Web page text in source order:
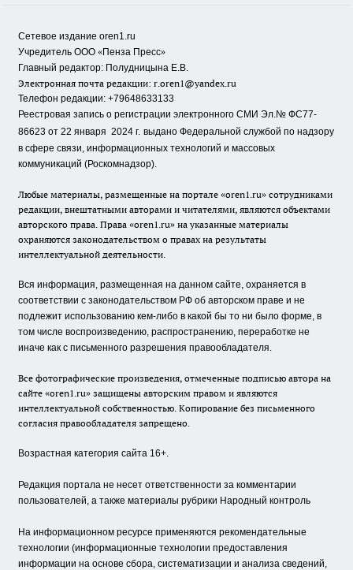
Сетевое издание oren1.ru
Учредитель ООО «Пенза Пресс»
Главный редактор: Полудницына Е.В.
Электронная почта редакции: r.oren1@yandex.ru
Телефон редакции: +79648633133
Реестровая запись о регистрации электронного СМИ Эл.№ ФС77-
86623 от 22 января 2024 г. выдано Федеральной службой по надзору
в сфере связи, информационных технологий и массовых
коммуникаций (Роскомнадзор).
Любые материалы, размещенные на портале «oren1.ru» сотрудниками
редакции, внештатными авторами и читателями, являются объектами
авторского права. Права «oren1.ru» на указанные материалы
охраняются законодательством о правах на результаты
интеллектуальной деятельности.
Вся информация, размещенная на данном сайте, охраняется в
соответствии с законодательством РФ об авторском праве и не
подлежит использованию кем-либо в какой бы то ни было форме, в
том числе воспроизведению, распространению, переработке не
иначе как с письменного разрешения правообладателя.
Все фотографические произведения, отмеченные подписью автора на
сайте «oren1.ru» защищены авторским правом и являются
интеллектуальной собственностью. Копирование без письменного
согласия правообладателя запрещено.
Возрастная категория сайта 16+.
Редакция портала не несет ответственности за комментарии
пользователей, а также материалы рубрики Народный контроль
На информационном ресурсе применяются рекомендательные
технологии (информационные технологии предоставления
информации на основе сбора, систематизации и анализа сведений,